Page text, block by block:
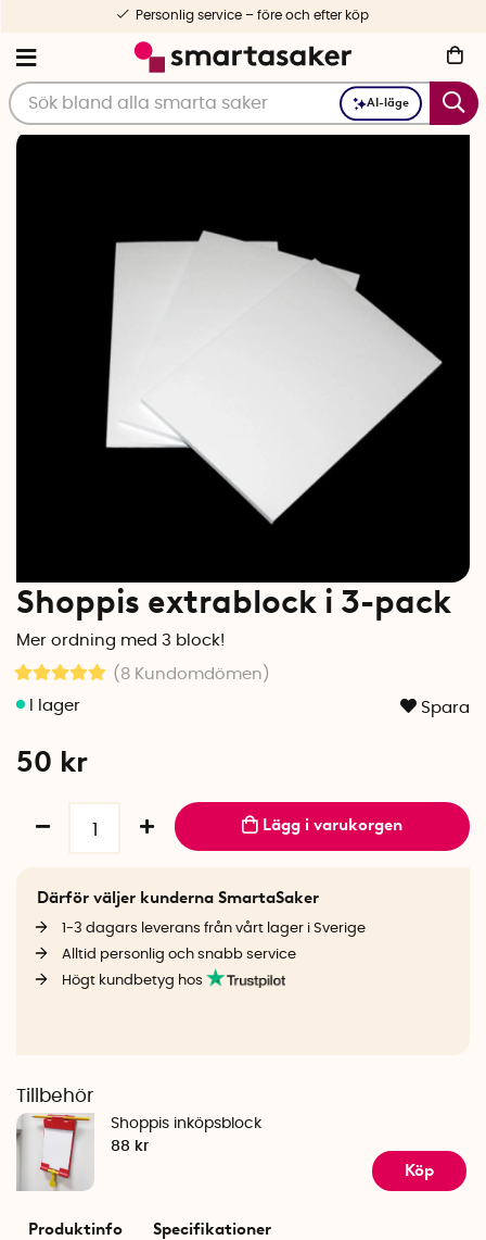
AI-läge
Personlig service – före och efter köp
Shoppis extrablock i 3-pack
Mer ordning med 3 block!
(8 Kundomdömen )
Spara
50 kr
Lägg i varukorgen
Därför väljer kunderna SmartaSaker
1-3 dagars leverans från vårt lager i Sverige
Alltid personlig och snabb service
Högt kundbetyg hos
Tillbehör
Shoppis inköpsblock
88 kr
Köp
Produktinfo Specifikationer